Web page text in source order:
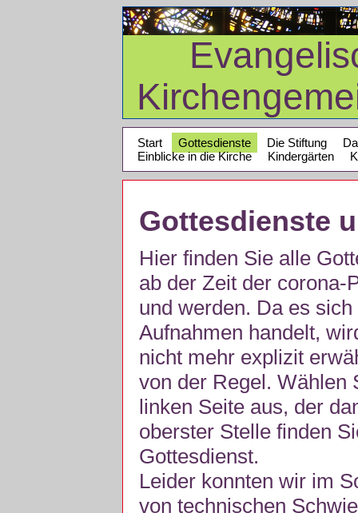
Start Gottesdienste Die Stiftung
Einblicke in die Kirche
Kindergärten
Gottesdienste
Hier finden Sie alle
ab der Zeit der corona-
und werden. Da es
Aufnahmen handelt,
nicht mehr explizit
von der Regel. Wählen
linken Seite aus, der
oberster Stelle finden
Gottesdienst.
Leider konnten wir im
von technischen